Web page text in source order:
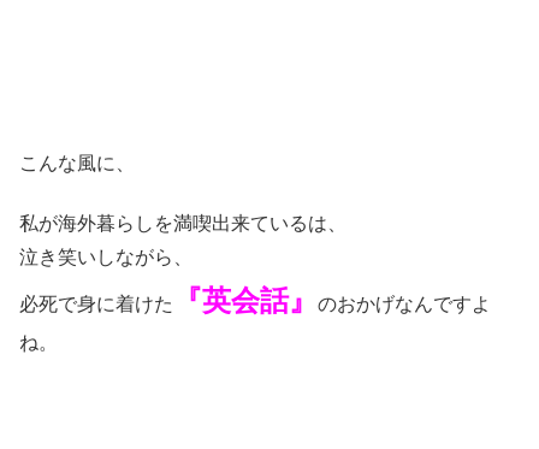
こんな風に、
私が海外暮らしを満喫出来ているは、
泣き笑いしながら、
必死で身に着けた 『英会話』
のおかげなんですよ
ね。